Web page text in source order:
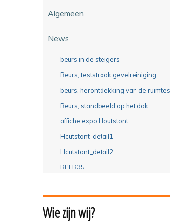
Algemeen
News
beurs in de steigers
Beurs, teststrook gevelreiniging
beurs, herontdekking van de ruimtes
Beurs, standbeeld op het dak
affiche expo Houtstont
Houtstont_detail1
Houtstont_detail2
BPEB35
Wie zijn wij?